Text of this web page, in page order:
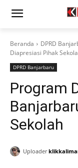
Beranda DPRD
Diapresiasi Pihak
DPRD Banjarbaru
Program
Sekolah
Uploader